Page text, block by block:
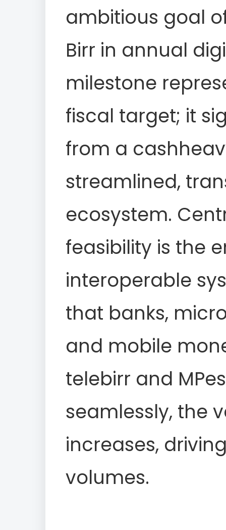
ambitious goal
Birr in annual
milestone
fiscal target; it
from a
streamlined,
ecosystem.
feasibility is the
interoperable
that banks,
and mobile
telebirr and
seamlessly, the
increases,
volumes.